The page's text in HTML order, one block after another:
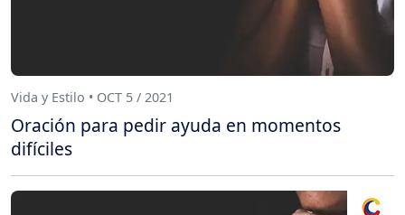
Vida y Estilo • OCT 5 / 2021
Oración para pedir ayuda en momentos
difíciles